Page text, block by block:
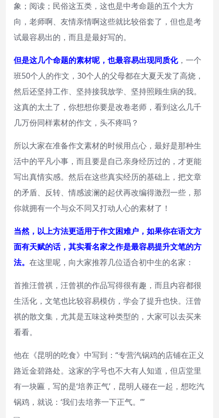
象；阅读；民俗这五类，这也是中考命题的五个大方
向，老师啊、友情亲情啊这些就比较俗套了，但也是考
试最容易出的，而且是最好写的。
但是这几个命题的素材呢，也最容易出现同质化，一个
班50个人的作文，30个人的父母都在大夏天发了高烧，
然后还坚持工作、坚持接我放学、坚持照顾生病的我。
这真的太土了，你想想你要是改卷老师，看到这么几千
几万份同样素材的作文，头不疼吗？
所以大家在准备作文素材的时候用点心，最好是那种生
活中的平凡小事，而且要是自己亲身经历过的，才更能
写出真情实感。然后在这些真实经历的基础上，把文章
的矛盾、反转、情感波澜的起伏再改编得激烈一些，那
你就拥有一个与众不同又打动人心的素材了！
当然，以上方法更适用于作文困难户，如果你在语文方
面有天赋的话，其实看名家之作是最容易提升文笔的方
法。 在这里呢，向大家推荐几位适合初中生的名家：
首推汪曾祺，汪曾祺的作品写得很有趣，而且内容都很
生活化，文笔也比较容易模仿，学会了提升也快。汪曾
祺的散文集，尤其是五味这种类型的，大家可以去买来
看看。
他在《昆明的吃食》中写到：“专营汽锅鸡的店铺在正义
路近金碧路处。这家的字号也不大有人知道，但店堂里
有一块匾，写的是‘培养正气’，昆明人碰在一起，想吃汽
锅鸡，就说：‘我们去培养一下正气。’”